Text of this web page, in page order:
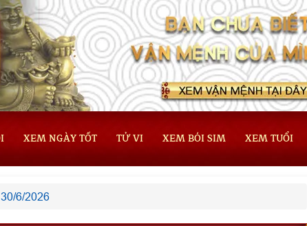
XEM NGÀY TỐT TỬ VI XEM BÓI SIM XEM TUỔI
6/2026